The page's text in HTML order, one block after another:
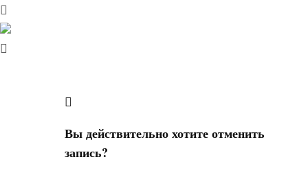
Вы действительно хотите отменить
запись?